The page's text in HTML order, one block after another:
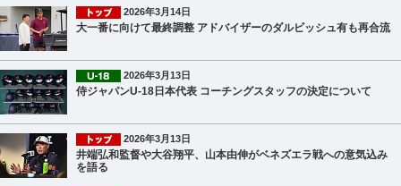
2026年3月14日
大一番に向けて最終調整 アドバイザーのダルビッシュ有も再合流
2026年3月13日
侍ジャパンU-18日本代表 コーチングスタッフの決定について
2026年3月13日
井端弘和監督や大谷翔平、山本由伸がベネズエラ戦への意気込み
を語る